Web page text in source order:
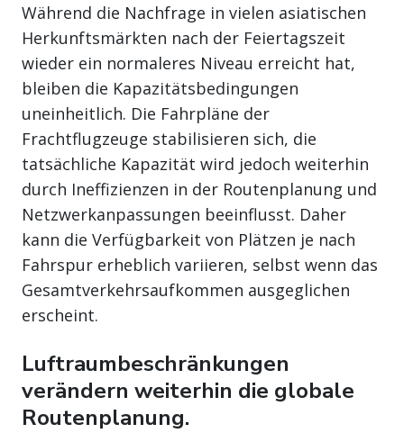
Während die Nachfrage in vielen asiatischen
Herkunftsmärkten nach der Feiertagszeit
wieder ein normaleres Niveau erreicht hat,
bleiben die Kapazitätsbedingungen
uneinheitlich. Die Fahrpläne der
Frachtflugzeuge stabilisieren sich, die
tatsächliche Kapazität wird jedoch weiterhin
durch Ineffizienzen in der Routenplanung und
Netzwerkanpassungen beeinflusst. Daher
kann die Verfügbarkeit von Plätzen je nach
Fahrspur erheblich variieren, selbst wenn das
Gesamtverkehrsaufkommen ausgeglichen
erscheint.
Luftraumbeschränkungen
verändern weiterhin die globale
Routenplanung.